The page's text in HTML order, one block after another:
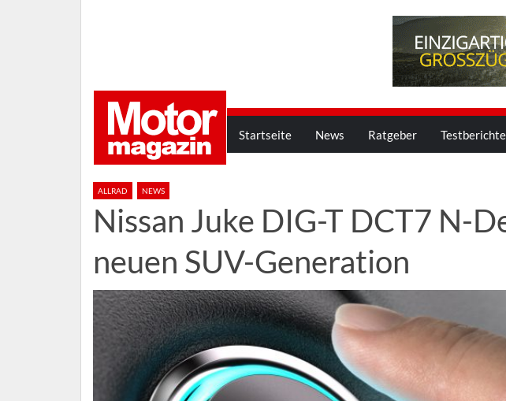
Startseite News Ratgeber Testberichte
ALLRAD NEWS
Nissan Juke DIG-T DCT7 N-
neuen SUV-Generation